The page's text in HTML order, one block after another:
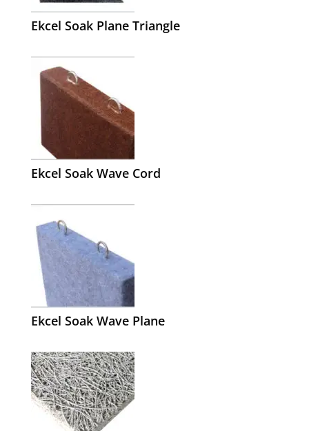
Ekcel Soak Plane Triangle
Ekcel Soak Wave Cord
Ekcel Soak Wave Plane